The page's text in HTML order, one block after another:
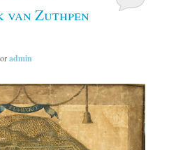
Zuthpen
admin